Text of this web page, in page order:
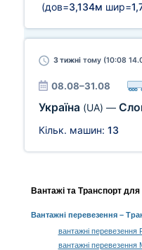
(дов=3,134м шир=
3 тижні тому (10:08
08.08–31.08
Україна (UA) —
Кільк. машин: 13
Вантажі та Транспорт
Вантажні перевезення–
вантажні
вантажні